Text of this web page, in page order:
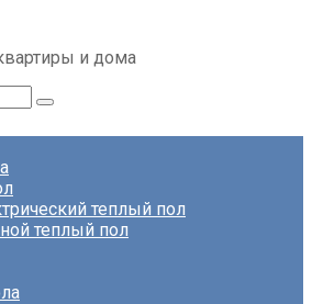
и дома
теплый пол
теплый пол